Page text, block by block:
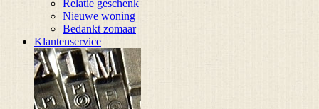
Relatie geschenk
Nieuwe woning
Bedankt zomaar
Klantenservice